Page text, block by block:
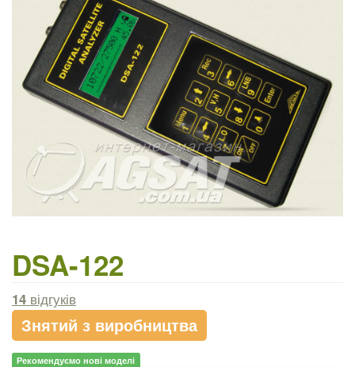
DSA-122
14 відгуків
Знятий з виробництва
Рекомендуємо нові моделі